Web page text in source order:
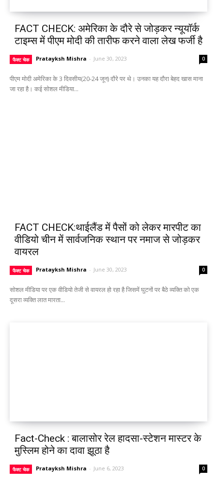
FACT CHECK: अमेरिका के दौरे से जोड़कर न्यूयॉर्क
टाइम्स में पीएम मोदी की तारीफ करने वाला लेख फर्जी है
फैक्ट चेक Pratayksh Mishra - June 30, 2023 0
पीएम मोदी अमेरिका के 3 दिवसीय(20-24 जून) दौरे पर थे। उनका यह दौरा बेहद खास माना
जा रहा है। कई सोशल मीडिया...
FACT CHECK:थाईलैंड में पैसों को लेकर मारपीट का
वीडियो चीन में सार्वजनिक स्थान पर नमाज से जोड़कर
वायरल
फैक्ट चेक Pratayksh Mishra - June 30, 2023 0
सोशल मीडिया पर एक वीडियो तेजी से वायरल हो रहा है जिसमें घुटनों पर बैठे व्यक्ति को एक
दूसरा व्यक्ति लात मारता...
Fact-Check : बालासोर रेल हादसा-स्टेशन मास्टर के
मुस्लिम होने का दावा झूठा है
फैक्ट चेक Pratayksh Mishra - June 6, 2023 0